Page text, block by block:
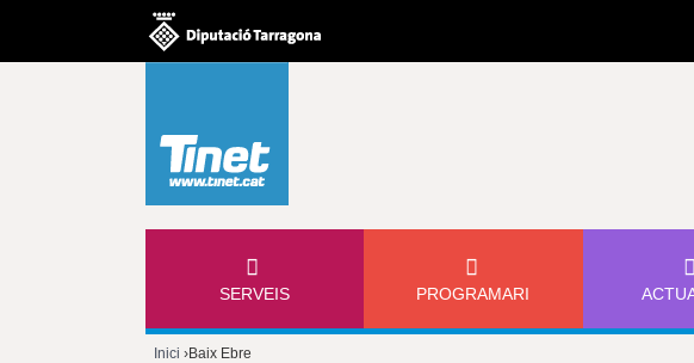
E
SERVEIS PROGRAMARI
Inici ›Baix Ebre